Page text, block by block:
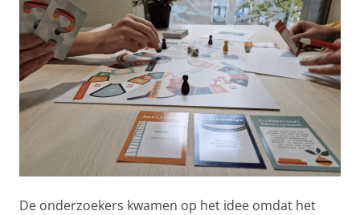
De onderzoekers kwamen op het idee omdat het